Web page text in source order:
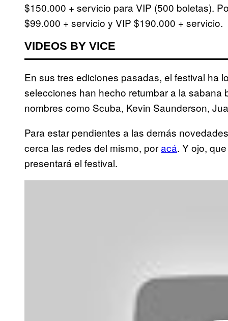
$150.000 + servicio para VIP (500 boletas).
$99.000 + servicio y VIP $190.000 + servicio.
VIDEOS BY VICE
En sus tres ediciones pasadas, el festival ha
selecciones han hecho retumbar a la
nombres como Scuba, Kevin Saunderson,
Para estar pendientes a las demás
cerca las redes del mismo, poracá. Y ojo,
presentará el festival.